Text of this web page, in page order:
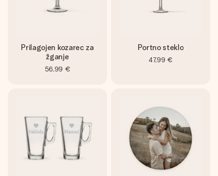
Prilagojen kozarec za
žganje
56,99 €
Portno steklo
47,99 €